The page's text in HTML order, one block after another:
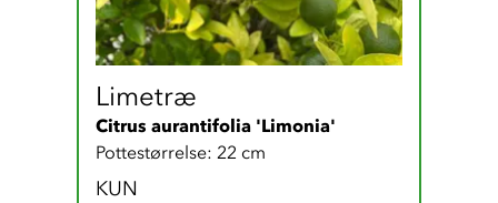
Limetræ
Citrus aurantifolia 'Limonia'
Pottestørrelse: 22 cm
KUN